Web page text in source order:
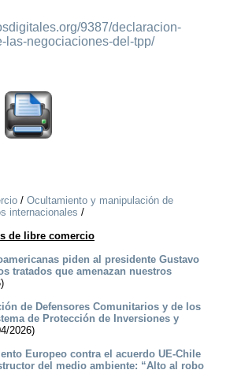
9387/declaracion-
las-negociaciones-del-tpp/
/ Ocultamiento y manipulación de
internacionales /
de libre comercio
piden al presidente Gustavo
tratados que amenazan nuestros
de Defensores Comunitarios y de los
de Protección de Inversiones y
2026)
Europeo contra el acuerdo UE-Chile
del medio ambiente: “Alto al robo